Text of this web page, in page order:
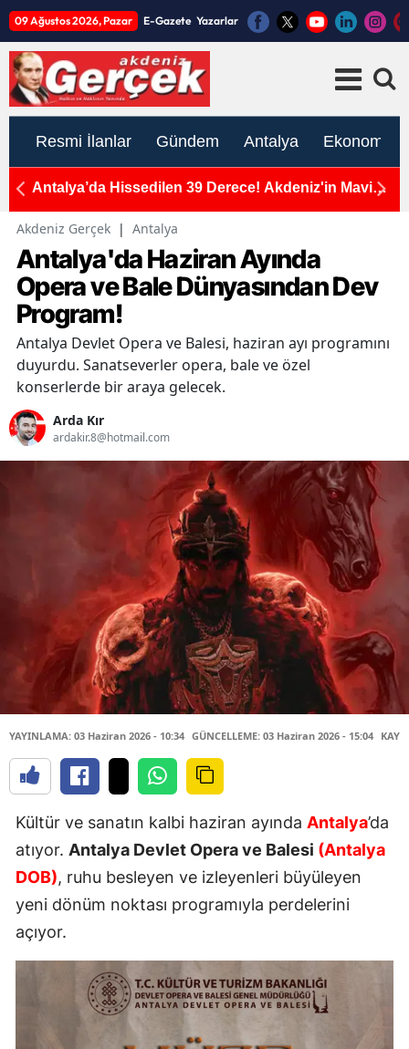
09 Ağustos 2026, Pazar E-Gazete Yazarlar
Resmi İlanlar Gündem Antalya Ekonomi
Antalya’da Hissedilen 39 Derece! Akdeniz'in Mavi
Akdeniz Gerçek | Antalya
Antalya'da Haziran Ayında
Opera ve Bale Dünyasından Dev
Program!
Antalya Devlet Opera ve Balesi, haziran ayı programını
duyurdu. Sanatseverler opera, bale ve özel
konserlerde bir araya gelecek.
Arda Kır
ardakir.8@hotmail.com
YAYINLAMA: 03 Haziran 2026 - 10:34 GÜNCELLEME: 03 Haziran 2026 - 15:04
Kültür ve sanatın kalbi haziran ayında Antalya’da
atıyor. Antalya Devlet Opera ve Balesi (Antalya
DOB), ruhu besleyen ve izleyenleri büyüleyen
yeni dönüm noktası programıyla perdelerini
açıyor.